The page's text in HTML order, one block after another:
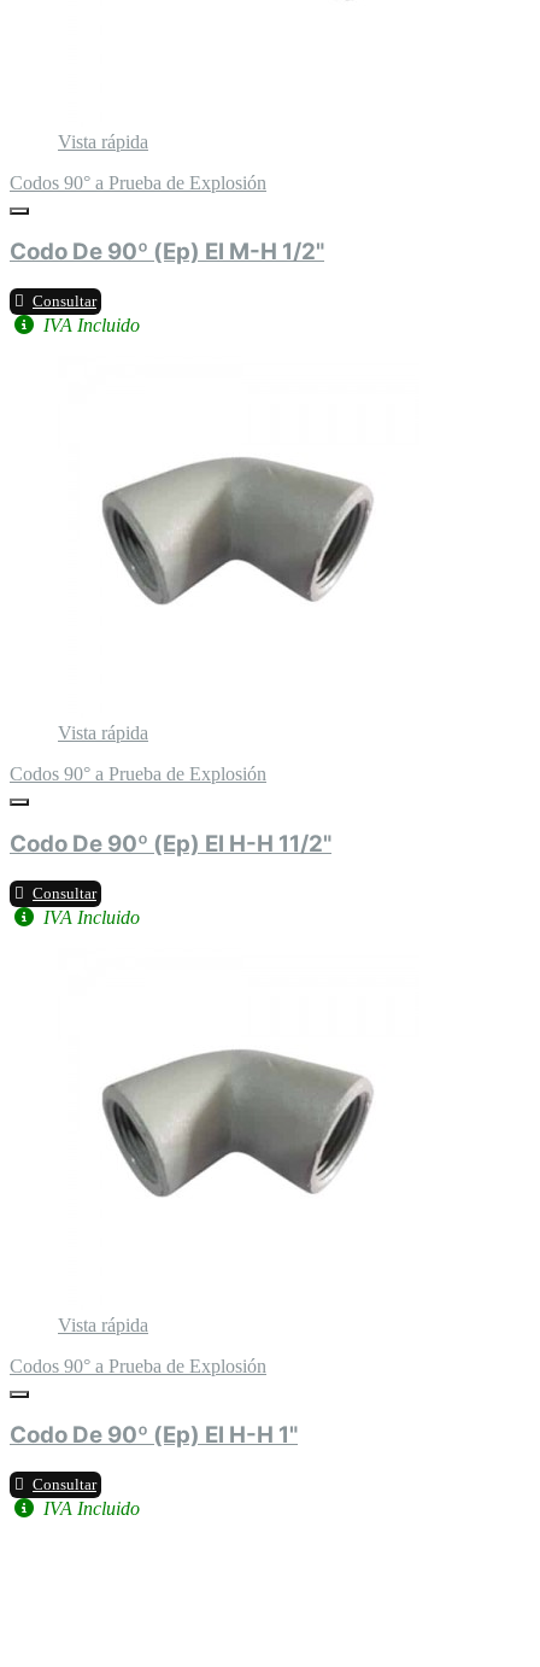
Vista rápida
Codos 90° a Prueba de Explosión
Codo De 90º (Ep) El M-H 1/2"
Consultar
IVA Incluido
Vista rápida
Codos 90° a Prueba de Explosión
Codo De 90º (Ep) El H-H 11/2"
Consultar
IVA Incluido
Vista rápida
Codos 90° a Prueba de Explosión
Codo De 90º (Ep) El H-H 1"
Consultar
IVA Incluido